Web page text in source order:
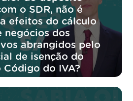
o SDR, não é
efeitos do cálculo
negócios dos
abrangidos pelo
de isenção do
Código do IVA?